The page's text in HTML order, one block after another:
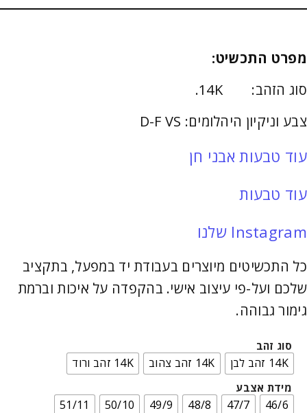
מפרט התכשיט:
סוג הזהב: 14K.
צבע וניקיון היהלומים: D-F VS
עוד טבעות אבני חן
עוד טבעות
Instagram שלנו
כל התכשיטים מיוצרים בעבודת יד במפעל, בתקציב
שלכם ועל-פי עיצוב אישי. בהקפדה על איכות וברמת
גימור גבוהה.
סוג זהב
14K זהב לבן 14K זהב צהוב 14K זהב ורוד
מידת אצבע
46/6
47/7
48/8
49/9
50/10
51/11